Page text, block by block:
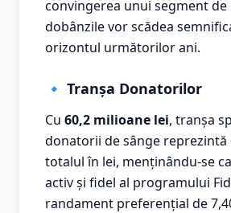
convingerea unui segment
dobânzile vor scădea
orizontul următorilor ani.
🔹 Tranșa Donatorilor
Cu 60,2 milioane lei, tranșa
donatorii de sânge reprezintă
totalul în lei, menținându-se
activ și fidel al programului
randament preferențial de